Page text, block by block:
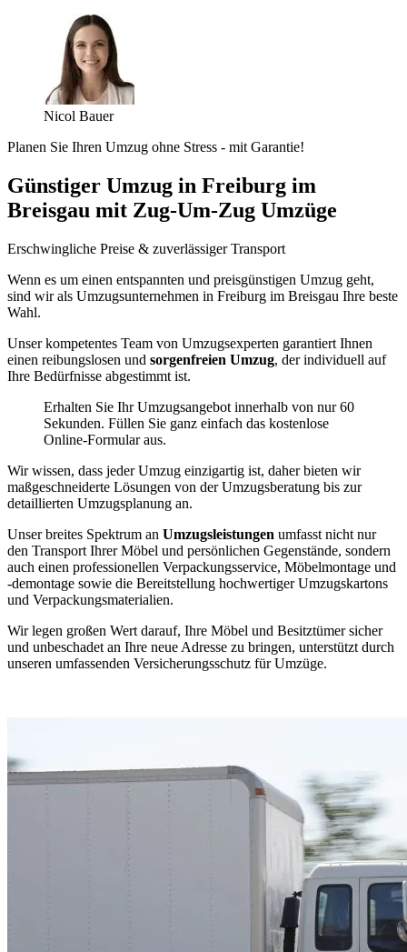
Nicol Bauer
Planen Sie Ihren Umzug ohne Stress - mit Garantie!
Günstiger Umzug in Freiburg im
Breisgau mit Zug-Um-Zug Umzüge
Erschwingliche Preise & zuverlässiger Transport
Wenn es um einen entspannten und preisgünstigen Umzug geht,
sind wir als Umzugsunternehmen in Freiburg im Breisgau Ihre beste
Wahl.
Unser kompetentes Team von Umzugsexperten garantiert Ihnen
einen reibungslosen und sorgenfreien Umzug, der individuell auf
Ihre Bedürfnisse abgestimmt ist.
Erhalten Sie Ihr Umzugsangebot innerhalb von nur 60
Sekunden. Füllen Sie ganz einfach das kostenlose
Online-Formular aus.
Wir wissen, dass jeder Umzug einzigartig ist, daher bieten wir
maßgeschneiderte Lösungen von der Umzugsberatung bis zur
detaillierten Umzugsplanung an.
Unser breites Spektrum an Umzugsleistungen umfasst nicht nur
den Transport Ihrer Möbel und persönlichen Gegenstände, sondern
auch einen professionellen Verpackungsservice, Möbelmontage und
-demontage sowie die Bereitstellung hochwertiger Umzugskartons
und Verpackungsmaterialien.
Wir legen großen Wert darauf, Ihre Möbel und Besitztümer sicher
und unbeschadet an Ihre neue Adresse zu bringen, unterstützt durch
unseren umfassenden Versicherungsschutz für Umzüge.